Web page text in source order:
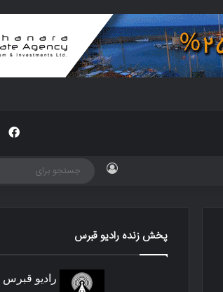
پخش زنده رادیو قبرس
رادیو قبرس